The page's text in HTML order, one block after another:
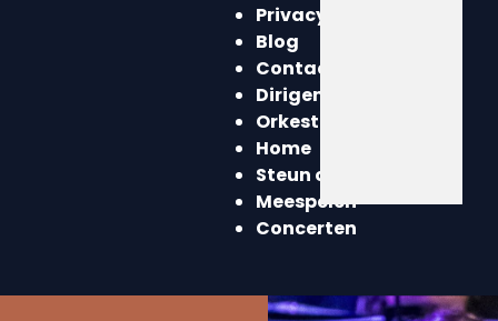
Privacyverklaring
Blog
Contact
Dirigent
Orkest
Home
Steun ons
Meespelen
Concerten